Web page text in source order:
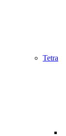
Tetra